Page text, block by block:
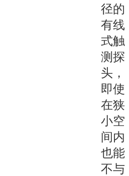
径的
有线
式触
测探
头，
即使
在狭
小空
间内
也能
不与